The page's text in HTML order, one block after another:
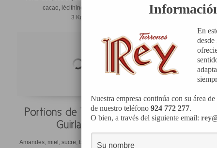
cacao, lécithine et vanillea.
3 Kg.
Amandes, miel, sucre, blac d’oeuf, ajónjoli et
En
Nuestra empresa continúa con su área
de nuestro teléfono924 772 277.
O bien, a través del siguiente email: